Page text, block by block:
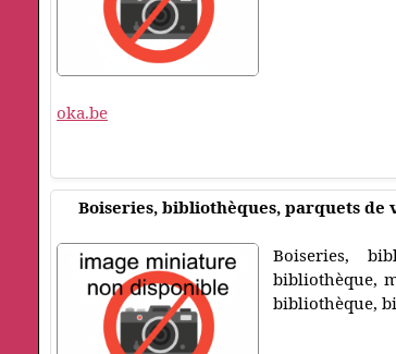
oka.be
Boiseries, bibliothèques, parquets de
Boiseries,
bibliothèque,
bibliothèque,